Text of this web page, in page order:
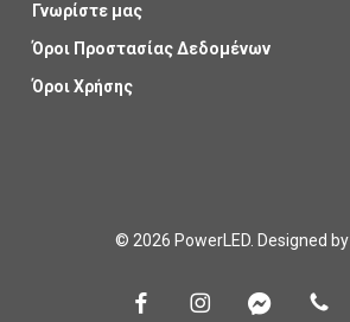
Γνωρίστε μας
Όροι Προστασίας Δεδομένων
Όροι Χρήσης
© 2026 PowerLED. Designed by
facebookinstagrammessengerphone